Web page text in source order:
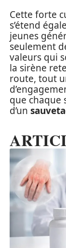
Cette forte
s’étend
jeunes
seulement
valeurs qui
la sirène
route, tout
que chaque
d’un